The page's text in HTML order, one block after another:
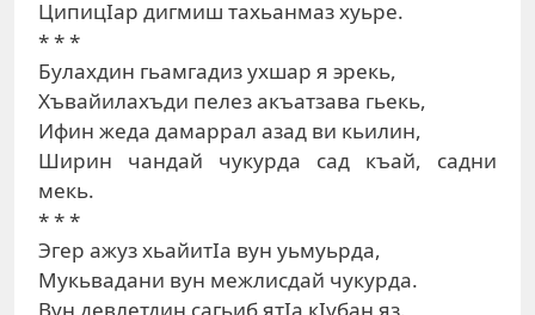
ЦипицIар дигмиш тахьанмаз хуьре.
* * *
Булахдин гьамгадиз ухшар я эрекь,
Хъвайилахъди пелез акъатзава гьекь,
Ифин жеда дамаррал азад ви кьилин,
Ширин чандай чукурда сад къай, садни
мекь.
* * *
Эгер ажуз хьайитIа вун уьмуьрда,
Мукьвадани вун межлисдай чукурда.